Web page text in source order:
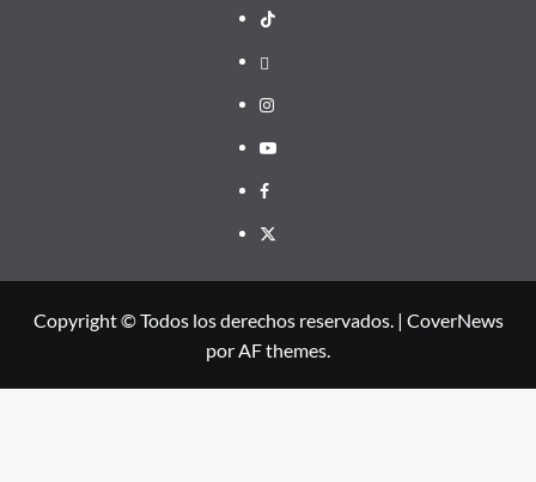
TikTok
threads
Instagram
Youtube
Facebook
X
Copyright © Todos los derechos reservados. | CoverNews
por AF themes.